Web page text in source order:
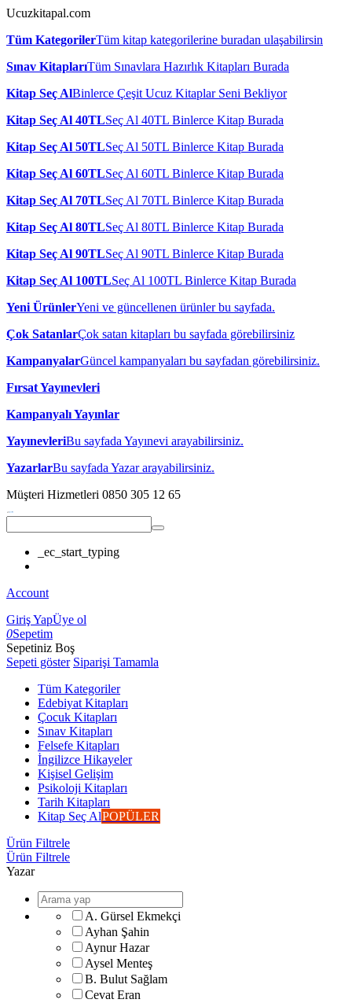
Ucuzkitapal.com
Tüm KategorilerTüm kitap kategorilerine buradan ulaşabilirsin
Sınav KitaplarıTüm Sınavlara Hazırlık Kitapları Burada
Kitap Seç AlBinlerce Çeşit Ucuz Kitaplar Seni Bekliyor
Kitap Seç Al 40TLSeç Al 40TL Binlerce Kitap Burada
Kitap Seç Al 50TLSeç Al 50TL Binlerce Kitap Burada
Kitap Seç Al 60TLSeç Al 60TL Binlerce Kitap Burada
Kitap Seç Al 70TLSeç Al 70TL Binlerce Kitap Burada
Kitap Seç Al 80TLSeç Al 80TL Binlerce Kitap Burada
Kitap Seç Al 90TLSeç Al 90TL Binlerce Kitap Burada
Kitap Seç Al 100TLSeç Al 100TL Binlerce Kitap Burada
Yeni ÜrünlerYeni ve güncellenen ürünler bu sayfada.
Çok SatanlarÇok satan kitapları bu sayfada görebilirsiniz
KampanyalarGüncel kampanyaları bu sayfadan görebilirsiniz.
Fırsat Yayınevleri
Kampanyalı Yayınlar
YayınevleriBu sayfada Yayınevi arayabilirsiniz.
YazarlarBu sayfada Yazar arayabilirsiniz.
Müşteri Hizmetleri 0850 305 12 65
_ec_start_typing
Account
Giriş YapÜye ol
0Sepetim
Sepetiniz Boş
Sepeti göster Siparişi Tamamla
Tüm Kategoriler
Edebiyat Kitapları
Çocuk Kitapları
Sınav Kitapları
Felsefe Kitapları
İngilizce Hikayeler
Kişisel Gelişim
Psikoloji Kitapları
Tarih Kitapları
Kitap Seç AlPOPÜLER
Ürün Filtrele
Ürün Filtrele
Yazar
A. Gürsel Ekmekçi
Ayhan Şahin
Aynur Hazar
Aysel Menteş
B. Bulut Sağlam
Cevat Eran